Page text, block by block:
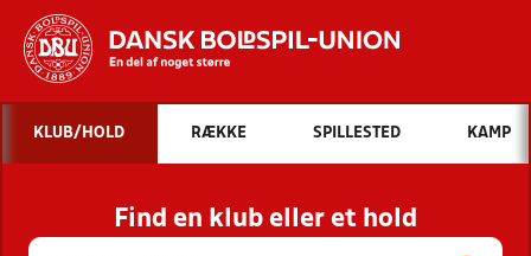
Hvad vil du søge efter?
INDHOLD OG NYHEDER
STILLINGER, RESULTATER, KLUBBER OG
HOLD
KLUB/HOLD RÆKKE SPILLESTED KAMP
Find en klub eller et hold